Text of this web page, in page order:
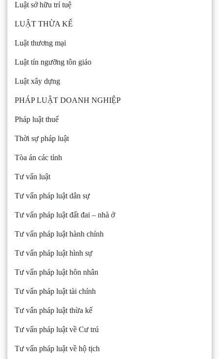
Luật sở hữu trí tuệ
LUẬT THỪA KẾ
Luật thương mại
Luật tín ngưỡng tôn giáo
Luật xây dựng
PHÁP LUẬT DOANH NGHIỆP
Pháp luật thuế
Thời sự pháp luật
Tòa án các tỉnh
Tư vấn luật
Tư vấn pháp luật dân sự
Tư vấn pháp luật đất đai – nhà ở
Tư vấn pháp luật hành chính
Tư vấn pháp luật hình sự
Tư vấn pháp luật hôn nhân
Tư vấn pháp luật tài chính
Tư vấn pháp luật thừa kế
Tư vấn pháp luật về Cư trú
Tư vấn pháp luật về hộ tịch